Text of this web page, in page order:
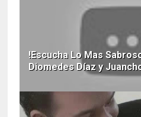
!Escucha Lo Mas
Diomedes Díaz y